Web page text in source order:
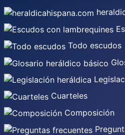
Todo escudos
Cuarteles
Composición